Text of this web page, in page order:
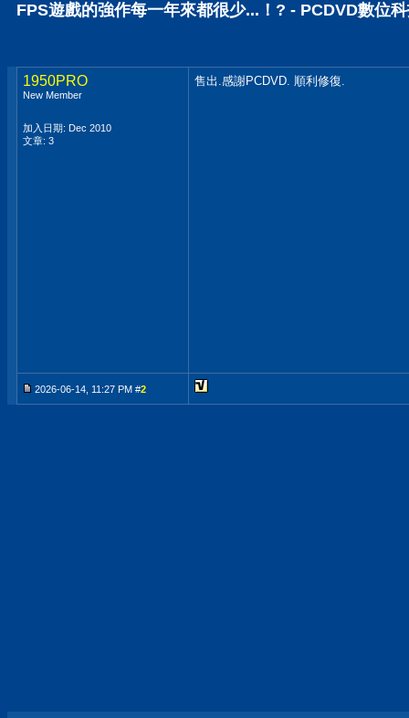
FPS遊戲的強作每一年來都很少...！? - PCDVD數位
1950PRO
New Member
加入日期: Dec 2010
文章: 3
售出.感謝PCDVD. 順利修復.
2026-06-14, 11:27 PM #2